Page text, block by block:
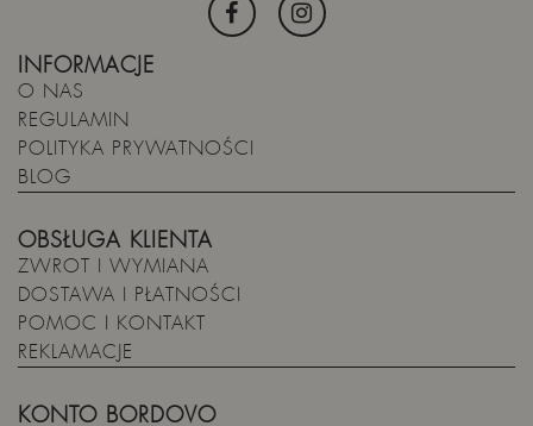
INFORMACJE
O NAS
REGULAMIN
POLITYKA PRYWATNOŚCI
BLOG
OBSŁUGA KLIENTA
ZWROT I WYMIANA
DOSTAWA I PŁATNOŚCI
POMOC I KONTAKT
REKLAMACJE
KONTO BORDOVO